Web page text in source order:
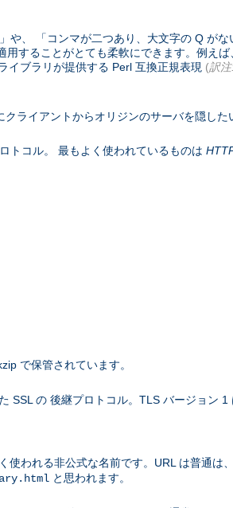
、 「コンマが二つあり、大文字の Q が
することがとても柔軟にできます。例え
イブラリが提供する Perl 互換正規表現 (訳注:
ライアントからオリジンのサーバを隠した
トコル。 最もよく使われているものは
で保管されています。
の 後継プロトコル。TLS バージョン
使われる非公式な名前です。URL は普通は、
と思われます。